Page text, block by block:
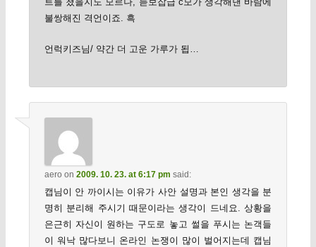
불쌍해진 격언이죠. 흑
언럭키즈님/ 약간 더 고운 가루가 됩…
aero on 2009. 10. 23. at 6:17 pm said:
캡님이 안 까이시는 이유가 사안 설명과 본인 생각을 분
명히 분리해 주시기 때문이라는 생각이 드네요. 상황을
은근히 자신이 원하는 구도로 놓고 썰을 푸시는 논객들
이 워낙 많다보니 온라인 논쟁이 많이 벌어지는데 캡님